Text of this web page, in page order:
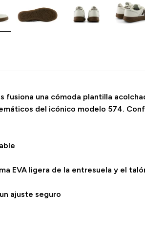
fusiona una cómoda plantilla
del icónico modelo 574.
EVA ligera de la entresuela y el
ajuste seguro